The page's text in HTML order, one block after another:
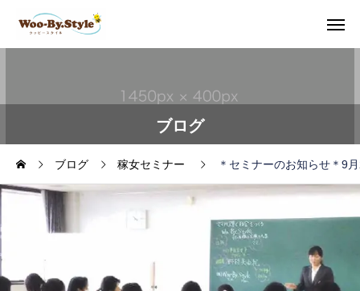
ブログ
ブログ 稼女セミナー ＊セミナーのお知らせ＊9